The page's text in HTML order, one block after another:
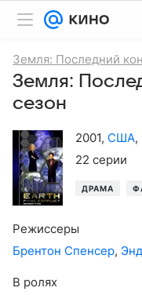
Земля: Последний
Земля:
сезон
2001, США,
22 серии
ДРАМА
Режиссеры
Брентон Спенсер,
В ролях